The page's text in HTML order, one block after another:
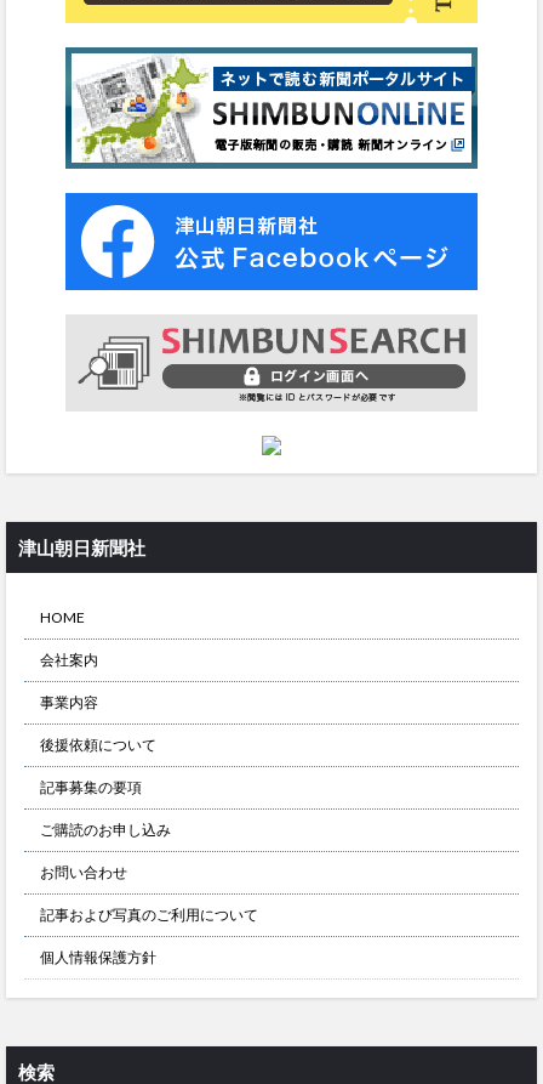
津山朝日新聞社
HOME
会社案内
事業内容
後援依頼について
記事募集の要項
ご購読のお申し込み
お問い合わせ
記事および写真のご利用について
個人情報保護方針
検索